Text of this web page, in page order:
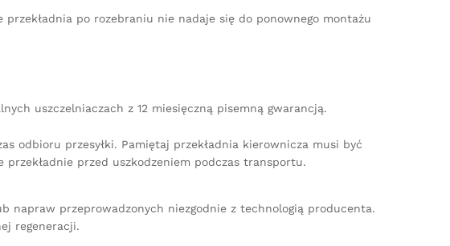
po rozebraniu nie nadaje się do ponownego montażu
uszczelniaczach z 12 miesięczną pisemną gwarancją.
odbioru przesyłki. Pamiętaj przekładnia kierownicza musi być
przed uszkodzeniem podczas transportu.
napraw przeprowadzonych niezgodnie z technologią producenta.
regeneracji.